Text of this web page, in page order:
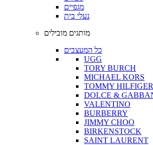
מגפיים
נעלי בית
מותגים מובילים
כל המעצבים
UGG
TORY BURCH
MICHAEL KORS
TOMMY HILFIGER
DOLCE &
VALENTINO
BURBERRY
JIMMY CHOO
BIRKENSTOCK
SAINT LAURENT